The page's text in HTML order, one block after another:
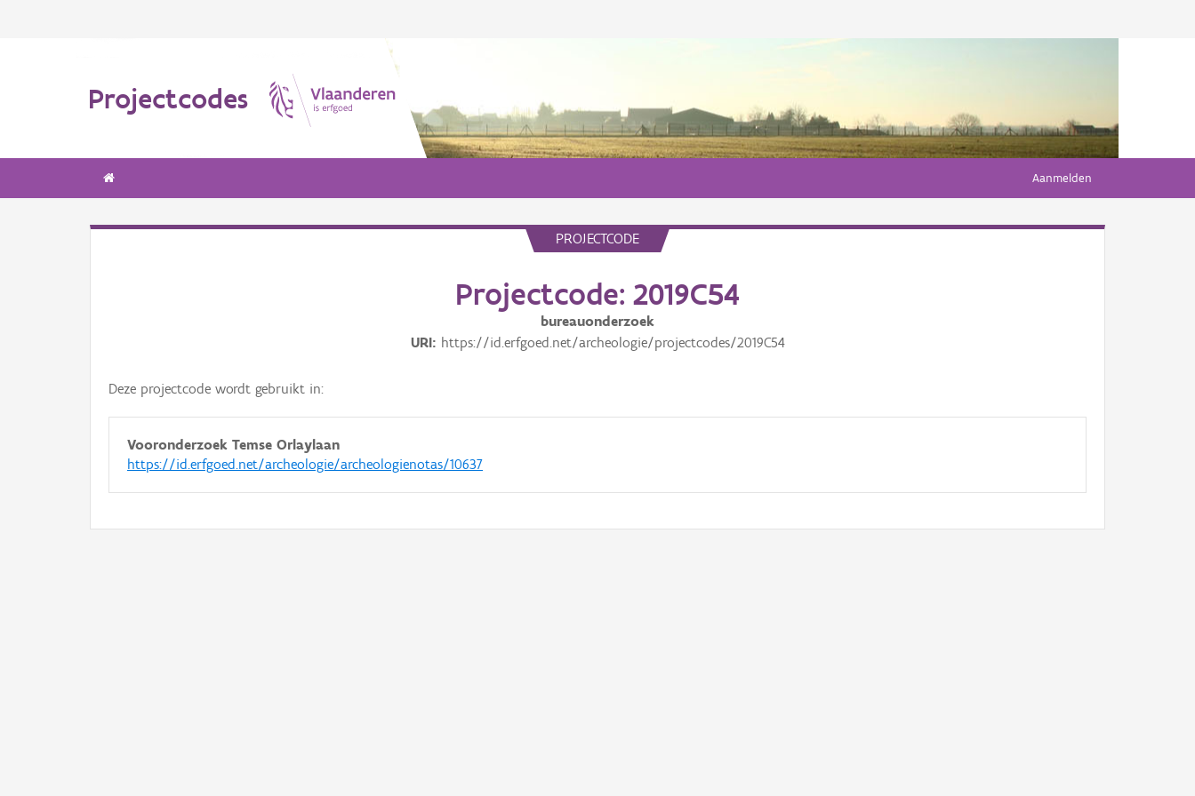
Projectcodes
Aanmelden
PROJECTCODE
Projectcode: 2019C54
bureauonderzoek
URI
https://id.erfgoed.net/archeologie/projectcodes/2019C54
Deze projectcode wordt gebruikt in:
Vooronderzoek Temse Orlaylaan
https://id.erfgoed.net/archeologie/archeologienotas/10637